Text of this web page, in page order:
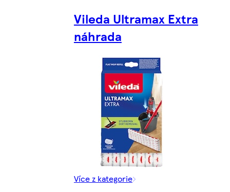
Vileda Ultramax Extra
náhrada
Více z kategorie